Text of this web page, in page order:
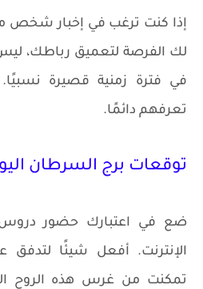
إذا كنت ترغب في إخبار شخص
لك الفرصة لتعميق رباطك، ليس
في فترة زمنية قصيرة
تعرفهم دائمًا.
توقعات برج السرطان
ضع في اعتبارك حضور دروس
الإنترنت. أفعل شيئًا لتدفق
تمكنت من غرس هذه الروح